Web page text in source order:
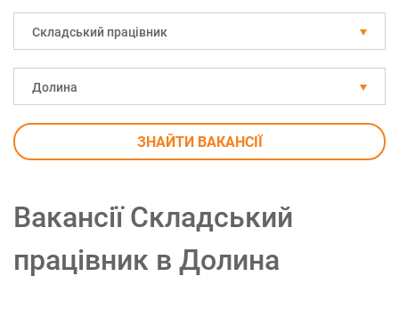
Складський працівник
Долина
ЗНАЙТИ ВАКАНСІЇ
Вакансії Складський
працівник в Долина